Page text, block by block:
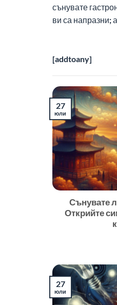
сънувате
ви са напразни;
[addtoany]
Сънувате
Открийте
27
юли
27
юли